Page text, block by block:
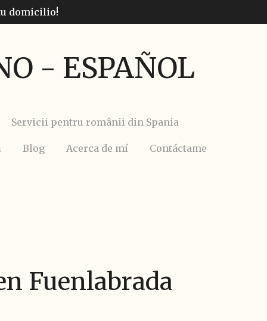
domicilio!
- ESPAÑOL
Servicii pentru românii din Spania
Blog Acerca de mí Contáctame
Fuenlabrada